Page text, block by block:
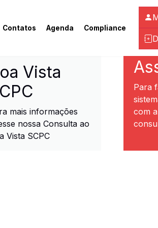
Contatos Agenda Compliance
de Ribeirão
Vista
mais informações
nossa Consulta ao
Vista SCPC
Para
com